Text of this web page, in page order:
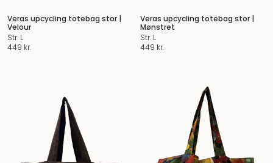
Veras upcycling totebag stor |
Velour
Str. L
449 kr.
Veras upcycling totebag stor |
Mønstret
Str. L
449 kr.